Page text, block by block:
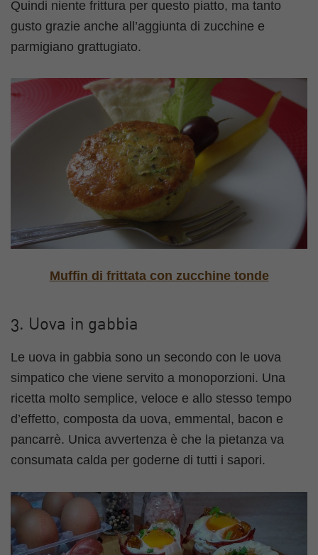
Quindi niente frittura per questo piatto, ma tanto
gusto grazie anche all’aggiunta di zucchine e
parmigiano grattugiato.
Muffin di frittata con zucchine tonde
3. Uova in gabbia
Le uova in gabbia sono un secondo con le uova
simpatico che viene servito a monoporzioni. Una
ricetta molto semplice, veloce e allo stesso tempo
d’effetto, composta da uova, emmental, bacon e
pancarrè. Unica avvertenza è che la pietanza va
consumata calda per goderne di tutti i sapori.